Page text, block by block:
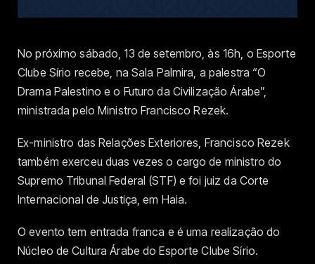
No próximo sábado, 13 de setembro, às 16h, o Esporte
Clube Sírio recebe, na Sala Palmira, a palestra “O
Drama Palestino e o Futuro da Civilização Árabe”,
ministrada pelo Ministro Francisco Rezek.
Ex-ministro das Relações Exteriores, Francisco Rezek
também exerceu duas vezes o cargo de ministro do
Supremo Tribunal Federal (STF) e foi juiz da Corte
Internacional de Justiça, em Haia.
O evento tem entrada franca e é uma realização do
Núcleo de Cultura Árabe do Esporte Clube Sírio.